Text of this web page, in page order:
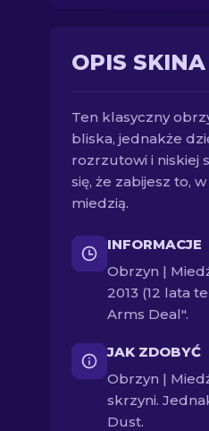
OPIS SKINA
Ten klasyczny
bliska, jednakże
rozrzutowi i niskiej
się, że zabijesz to,
miedzią.
INFORMACJE
Obrzyn |
2013 (12 lata
Arms Deal".
JAK ZDOBYĆ
Obrzyn |
skrzyni.
Dust.